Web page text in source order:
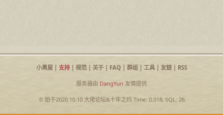
小黑屋| 支持| 规范| 关于| FAQ| 群组| 工具| 友链| RSS
服务器由 DangYun 友情提供
© 始于2020.10.10 大佬论坛&十年之约Time: 0.018, SQL: 26